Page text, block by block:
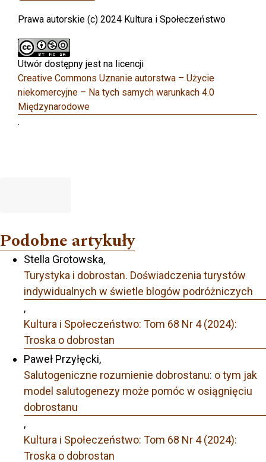
Prawa autorskie (c) 2024 Kultura i Społeczeństwo
Utwór dostępny jest na licencji
Creative Commons Uznanie autorstwa – Użycie
niekomercyjne – Na tych samych warunkach 4.0
Międzynarodowe
.
Podobne artykuły
Stella Grotowska,
Turystyka i dobrostan. Doświadczenia turystów
indywidualnych w świetle blogów podróżniczych
,
Kultura i Społeczeństwo: Tom 68 Nr 4 (2024):
Troska o dobrostan
Paweł Przyłęcki,
Salutogeniczne rozumienie dobrostanu: o tym jak
model salutogenezy może pomóc w osiągnięciu
dobrostanu
,
Kultura i Społeczeństwo: Tom 68 Nr 4 (2024):
Troska o dobrostan